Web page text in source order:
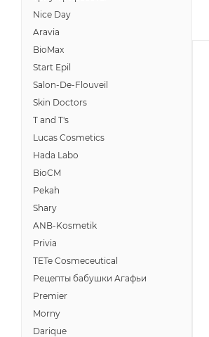
Nice Day
Aravia
BioMax
Start Epil
Salon-De-Flouveil
Skin Doctors
T and T's
Lucas Cosmetics
Hada Labo
BioCM
Pekah
Shary
ANB-Kosmetik
Privia
TETe Cosmeceutical
Рецепты бабушки Агафьи
Premier
Morny
Darique